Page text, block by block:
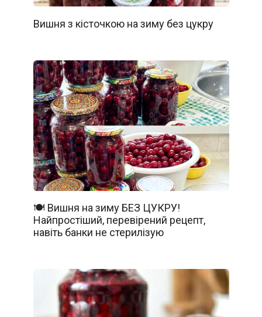
Вишня з кісточкою на зиму без цукру
🍽️ Вишня на зиму БЕЗ ЦУКРУ!
Найпростіший, перевірений рецепт,
навіть банки не стерилізую